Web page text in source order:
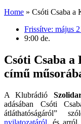
Home » Csóti Csaba a
Frissítve: május
9:00 de.
Csóti Csaba
című
A Klubrádió
adásában Csóti
átláthatóságáról”